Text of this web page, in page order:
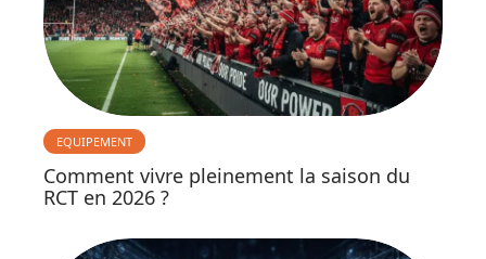
EQUIPEMENT
Comment vivre pleinement la saison du
RCT en 2026 ?